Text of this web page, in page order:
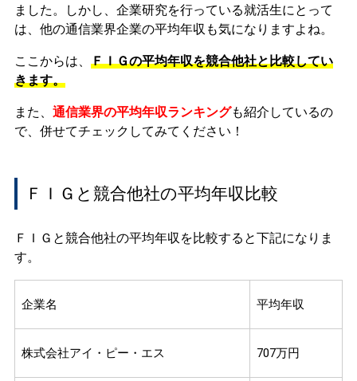
ました。しかし、企業研究を行っている就活生にとって
は、他の通信業界企業の平均年収も気になりますよね。
ここからは、 ＦＩＧの平均年収を競合他社と比較してい
きます。
また、 通信業界の平均年収ランキングも紹介しているの
で、併せてチェックしてみてください！
ＦＩＧと競合他社の平均年収比較
ＦＩＧと競合他社の平均年収を比較すると下記になりま
す。
企業名 平均年収
株式会社アイ・ピー・エス 707万円